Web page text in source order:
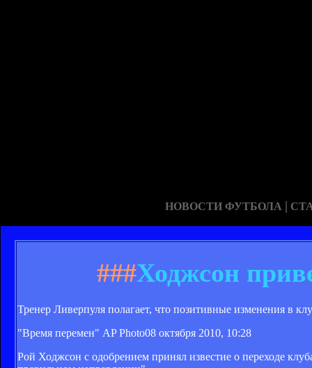
НОВОСТИ ФУТБОЛА |
###Ходжсон
Тренер Ливерпуля полагает, что позитивные изменения в
"Время перемен" AP Photo08 октября 2010, 10:28
Рой Ходжсон с одобрением принял известие о переходе